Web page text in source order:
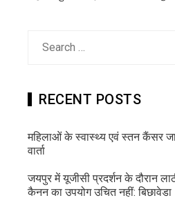
RECENT POSTS
महिलाओं के स्वास्थ्य एवं स्तन कैंसर
वार्ता
जयपुर में यूजीसी प्रदर्शन के दौरान
कैनन का उपयोग उचित नहीं: बिछावेडा